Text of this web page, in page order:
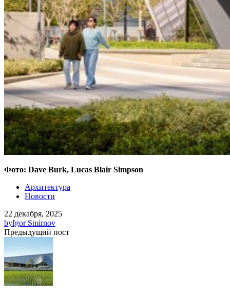
Фото: Dave Burk, Lucas Blair Simpson
Архитектура
Новости
22 декабря, 2025
byIgor Smirnov
Предыдущий пост